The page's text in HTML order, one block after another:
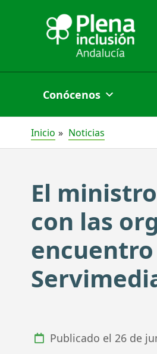
Conócenos
Inicio Noticias
El
con las
Publicado el 26 de